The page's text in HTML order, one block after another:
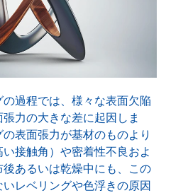
過程では、様々な表面欠陥
力の大きな差に起因しま
表面張力が基材のものより
接触角）や密着性不良およ
あるいは乾燥中にも、この
レベリングや色浮きの原因